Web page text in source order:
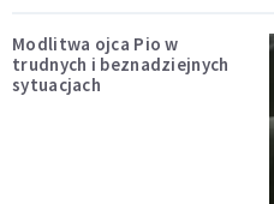
Modlitwa ojca Pio w
trudnych i beznadziejnych
sytuacjach